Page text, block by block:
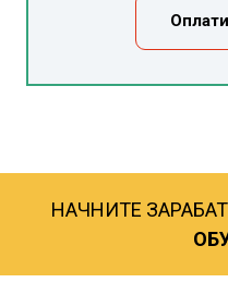
НАЧНИТЕ